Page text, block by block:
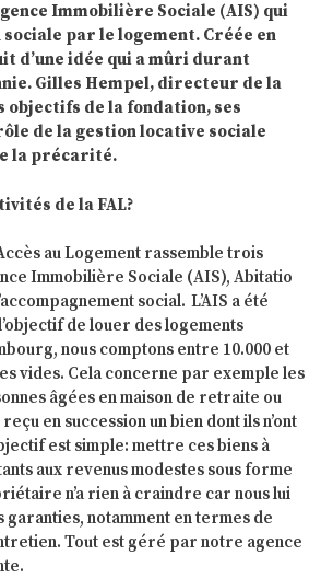
Immobilière Sociale (AIS) qui
par le logement. Créée en
d’une idée qui a mûri durant
Gilles Hempel, directeur de la
objectifs de la fondation, ses
de la gestion locative sociale
la précarité.
de la FAL?
au Logement rassemble trois
Immobilière Sociale (AIS), Abitatio
social. L’AIS a été
de louer des logements
nous comptons entre 10.000 et
vides. Cela concerne par exemple les
âgées en maison de retraite ou
en succession un bien dont ils n’ont
est simple: mettre ces biens à
aux revenus modestes sous forme
n’a rien à craindre car nous lui
notamment en termes de
Tout est géré par notre agence